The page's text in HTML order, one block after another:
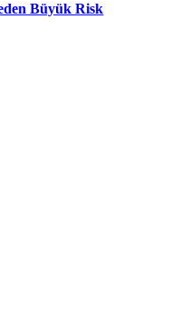
Büyük Risk